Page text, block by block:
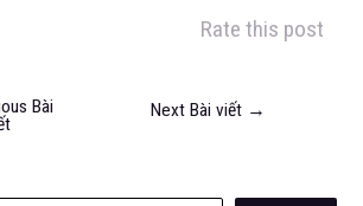
Rate this post
Bài
Next Bài viết →